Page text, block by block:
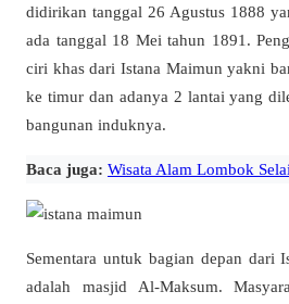
didirikan tanggal 26 Agustus 1888
ada tanggal 18 Mei tahun 1891.
ciri khas dari Istana Maimun yakni
ke timur dan adanya 2 lantai yang
bangunan induknya.
Baca juga: Wisata Alam Lombok
Sementara untuk bagian depan dari
adalah masjid Al-Maksum.